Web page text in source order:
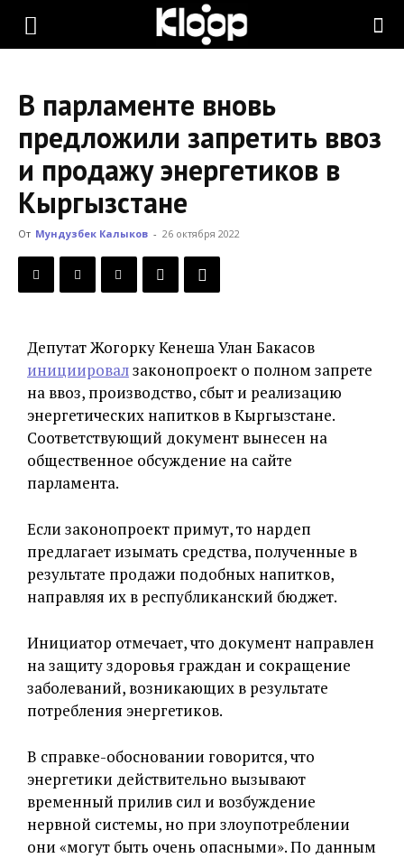
KLOOP.KG
Новости
Кыргызстана
В парламенте вновь
предложили запретить ввоз
и продажу энергетиков в
Кыргызстане
От Мундузбек Калыков - 26 октября 2022
Депутат Жогорку Кенеша Улан Бакасов
инициировалзаконопроект о полном запрете
на ввоз, производство, сбыт и реализацию
энергетических напитков в Кыргызстане.
Соответствующий документ вынесен на
общественное обсуждение на сайте
парламента.
Если законопроект примут, то нардеп
предлагает изымать средства, полученные в
результате продажи подобных напитков,
направляя их в республиканский бюджет.
Инициатор отмечает, что документ направлен
на защиту здоровья граждан и сокращение
заболеваний, возникающих в результате
потребления энергетиков.
В справке-обосновании говорится, что
энергетики действительно вызывают
временный прилив сил и возбуждение
нервной системы, но при злоупотреблении
они «могут быть очень опасными». По данным